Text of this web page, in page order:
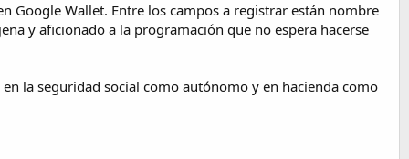
Google Wallet. Entre los campos a registrar están nombre
y aficionado a la programación que no espera hacerse
la seguridad social como autónomo y en hacienda como